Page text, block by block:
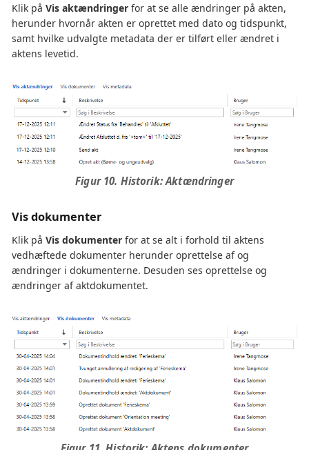
Klik på Vis aktændringer for at se alle ændringer på akten,
herunder hvornår akten er oprettet med dato og tidspunkt,
samt hvilke udvalgte metadata der er tilført eller ændret i
aktens levetid.
Figur 10. Historik: Aktændringer
Vis dokumenter
Klik på Vis dokumenter for at se alt i forhold til aktens
vedhæftede dokumenter herunder oprettelse af og
ændringer i dokumenterne. Desuden ses oprettelse og
ændringer af aktdokumentet.